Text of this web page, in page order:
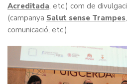
Acreditada, etc.) com de
(campanya Salut sense Trampes
comunicació, etc.).